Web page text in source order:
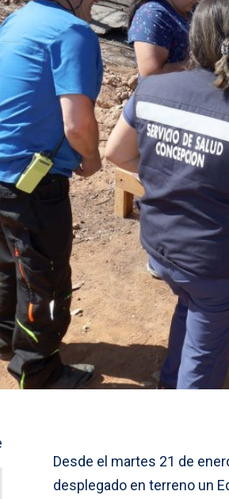
Desde el martes 21 de
desplegado en terreno un